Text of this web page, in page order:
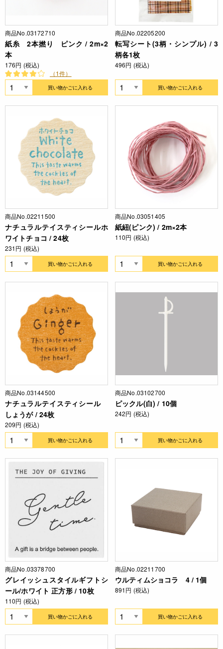
商品No.03172710
紙糸 2本撚り ピンク / 2m×2
本
176円 (税込)
（1件）
買い物かごに入れる
商品No.02205200
転写シート(3柄・シンプル) / 3
柄各1枚
496円 (税込)
買い物かごに入れる
商品No.02211500
ナチュラルテイスティシールホ
ワイトチョコ / 24枚
231円 (税込)
買い物かごに入れる
商品No.03051405
紙紐(ピンク) / 2m×2本
110円 (税込)
買い物かごに入れる
商品No.03144500
ナチュラルテイスティシール
しょうが / 24枚
209円 (税込)
買い物かごに入れる
商品No.03102700
ピックル(白) / 10個
242円 (税込)
買い物かごに入れる
商品No.03378700
グレイッシュスタイルギフトシ
ール/ホワイト 正方形 / 10枚
110円 (税込)
買い物かごに入れる
商品No.02211700
ウルティムショコラ 4 / 1個
891円 (税込)
買い物かごに入れる